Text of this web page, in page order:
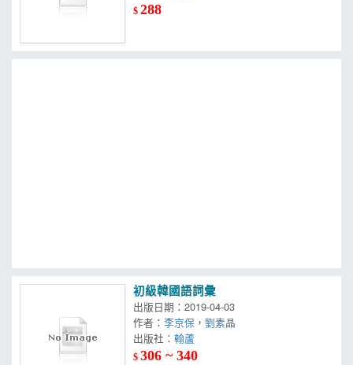
$288
初級韓國語詞彙
出版日期：2019-04-03
作者：李京保 ，劉素晶
出版社：
$306 ~ 340
簡體書
外文書